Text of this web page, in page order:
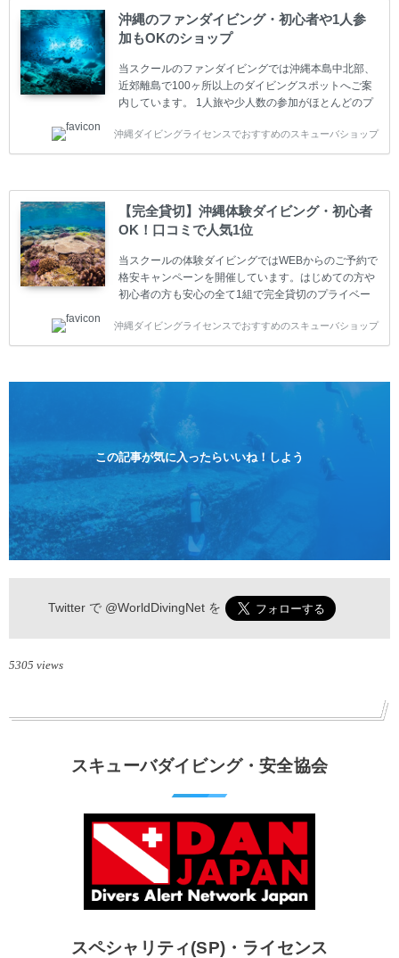
は年間を通じてキャンペーンを行っています。 ベーシ
ックダイバー(Cカード) 1日間+eラーニング 最安値キ
ャンペーン ￥22800(税込) ￥16800(税込) 器材 / 送
迎 / 保険 / 全て込み ダイビング...
沖縄のファンダイビング・初心者や1人参
加もOKのショップ
当スクールのファンダイビングでは沖縄本島中北部、
近郊離島で100ヶ所以上のダイビングスポットへご案
内しています。 1人旅や少人数の参加がほとんどのプ
の方も安心して楽しめるようにリフレッシュダイビン
グコースもご用意しています。お1人様も初心者の方
ーター様はファンダイビングの全てのコース費が
10%OFF、フル器材レンタルが50%OFFになります。
沖縄本島周辺ビーチ・ファンダイビング ￥13800(税
込)【 2ビーチ 】 ウエイト / タンク / 送迎...
沖縄ダイビングライセンスでおすすめのスキューバショップ
【完全貸切】沖縄体験ダイビング・初心者
OK！口コミで人気1位
当スクールの体験ダイビングではWEBからのご予約で
格安キャンペーンを開催しています。はじめての方や
初心者の方も安心の全て1組で完全貸切のプライベー
1人様から気軽にご参加ください。 全てのコースで高
画質の記念撮影&水中撮影付きです。初心者の方やダ
ンペーン！！￥16800 ￥11800(税込) 器材 / 送迎 / 保
険 / 全て込み ダイビングがはじめての方や初心者でも
気軽に体験できる半日のコース。沖縄本島のビーチか
らのんびりダイビングを楽しめます...
沖縄ダイビングライセンスでおすすめのスキューバショップ
この記事が気に入ったらいいね！しよう
Twitter で @WorldDivingNetを
5305 views
スキューバダイビング・安全協会
スペシャリティ(SP)・ライセンス